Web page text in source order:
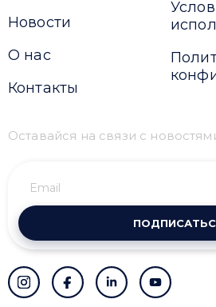
Новости
О нас
Контакты
Оставайся на связи с